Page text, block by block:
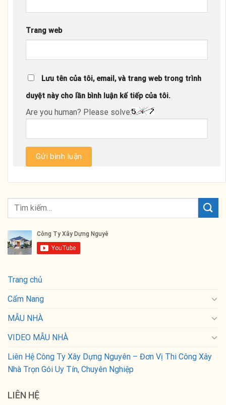
Trang web
Lưu tên của tôi, email, và trang web trong trình
duyệt này cho lần bình luận kế tiếp của tôi.
Are you human? Please solve:
Trang chủ
Cẩm Nang
MẪU NHÀ
VIDEO MẪU NHÀ
Liên Hệ Công Ty Xây Dựng Nguyên – Đơn Vị Thi Công Xây
Nhà Trọn Gói Uy Tín, Chuyên Nghiệp
LIÊN HỆ